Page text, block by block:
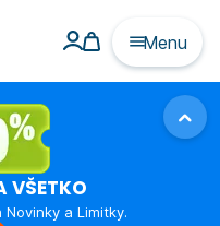
Menu
Novinky a Limitky.